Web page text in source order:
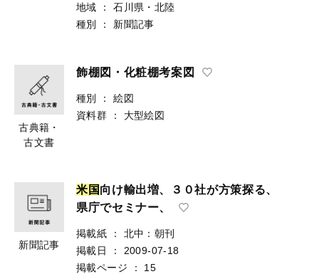
地域
：
石川県・北陸
種別
： 新聞記事
古典籍・
古文書
飾棚図・化粧棚考案図
種別 ：
絵図
資料群
： 大型絵図
新聞記事
米 国向け輸出増、３０社が方策探る、
県庁でセミナー、
掲載紙 ：
北中：朝刊
掲載日
：
2009-07-18
掲載ページ
：
15